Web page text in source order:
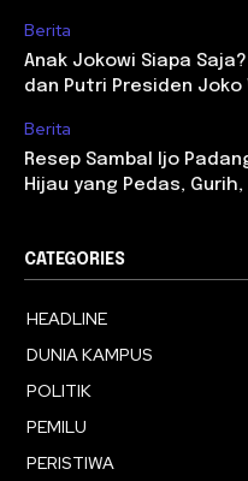
Berita
Anak Jokowi Siapa
dan Putri Presiden Joko
Berita
Resep Sambal Ijo
Hijau yang Pedas,
CATEGORIES
HEADLINE
DUNIA KAMPUS
POLITIK
PEMILU
PERISTIWA